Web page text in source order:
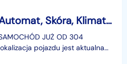
Nissan Qashqai II , Automat, Skóra, Klimatronic, Tempomat, Parktronic,
JUŻ OD 304
pojazdu jest aktualna
Przed przyjazdem do